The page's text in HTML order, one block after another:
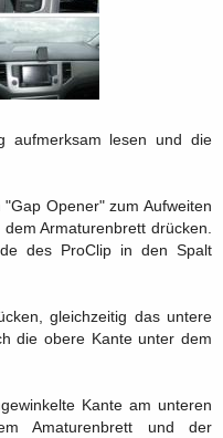
aufmerksam lesen und die
Opener" zum Aufweiten
Armaturenbrett drücken.
des ProClip in den Spalt
gleichzeitig das untere
die obere Kante unter dem
Kante am unteren
Amaturenbrett und der